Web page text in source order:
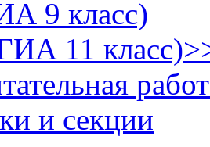
9 класс)
11
и секции